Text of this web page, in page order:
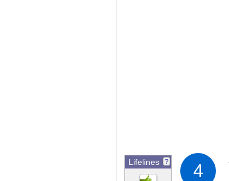
Lifelines ? 4